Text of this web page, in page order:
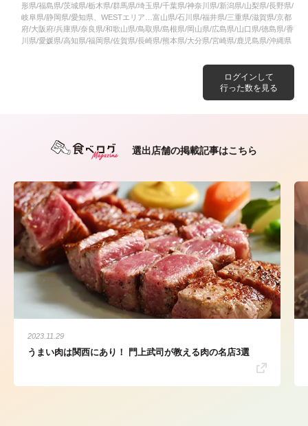
ログインして
行った数を見る
形県/福島県/茨城県/栃木県/群馬県/埼玉県/千葉県/神奈川県/新潟県/山梨県/長野県/
岐阜県/静岡県/愛知県、WESTエリア…富山県/石川県/福井県/三重県/滋賀県/京都
府/大阪府/兵庫県/奈良県/和歌山県/鳥取県/島根県/岡山県/広島県/山口県/徳島県/香
川県/愛媛県/高知県/福岡県/佐賀県/長崎県/熊本県/大分県/宮崎県/鹿児島県/沖縄県
選出店舗の掲載記事はこちら
2023.11.29
うまい肉は関西にあり！ 門上武司が教える肉の名店3選